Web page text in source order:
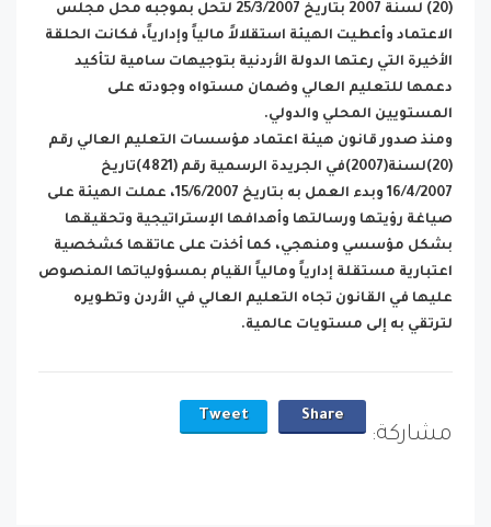
(20) لسنة 2007 بتاريخ 25/3/2007 لتحل بموجبه محل مجلس
الاعتماد وأعطيت الهيئة استقلالاً مالياً وإدارياً، فكانت الحلقة
الأخيرة التي رعتها الدولة الأردنية بتوجيهات سامية لتأكيد
دعمها للتعليم العالي وضمان مستواه وجودته على
المستويين المحلي والدولي.
ومنذ صدور قانون هيئة اعتماد مؤسسات التعليم العالي رقم
(20)لسنة(2007)في الجريدة الرسمية رقم (4821)تاريخ
16/4/2007 وبدء العمل به بتاريخ 15/6/2007، عملت الهيئة على
صياغة رؤيتها ورسالتها وأهدافها الإستراتيجية وتحقيقها
بشكل مؤسسي ومنهجي، كما أخذت على عاتقها كشخصية
اعتبارية مستقلة إدارياً ومالياً القيام بمسؤولياتها المنصوص
عليها في القانون تجاه التعليم العالي في الأردن وتطويره
لترتقي به إلى مستويات عالمية.
مشاركة:
Share
Tweet